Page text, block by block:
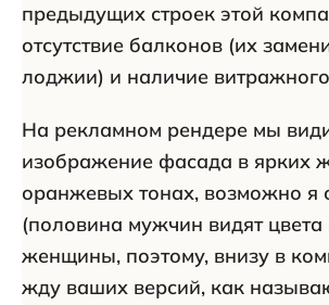
предыдущих строек этой
отсутствие балконов (их
лоджии) и наличие
На рекламном рендере мы
изображение фасада в ярких
оранжевых тонах, возможно
(половина мужчин видят цвета
женщины, поэтому, внизу в
жду ваших версий, как